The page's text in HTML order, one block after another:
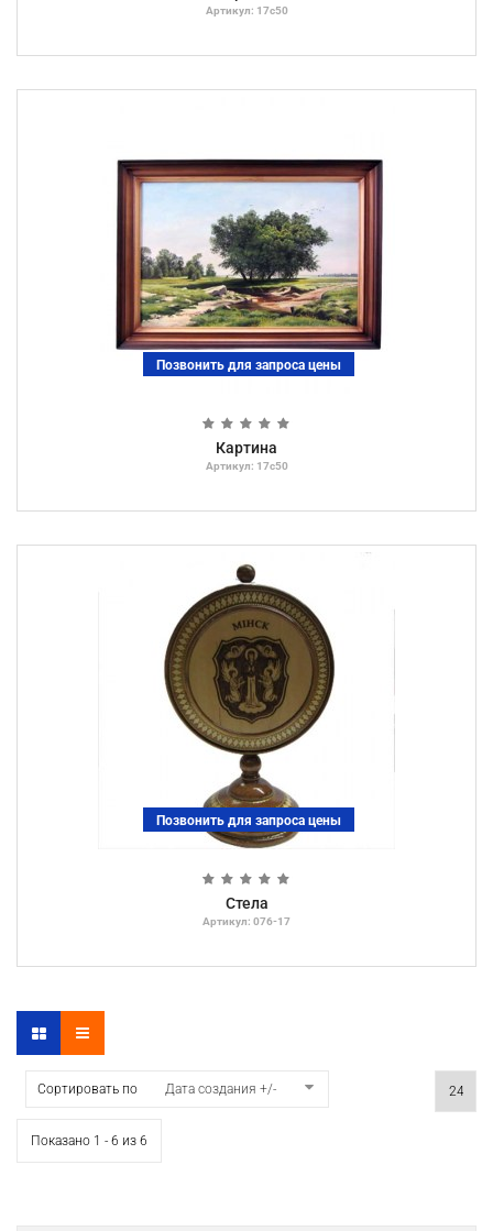
Артикул: 17с50
Картина
Артикул: 17с50
Позвонить для запроса цены
Стела
Артикул: 076-17
Позвонить для запроса цены
Сортировать по Дата создания +/-
Показано 1 - 6 из 6